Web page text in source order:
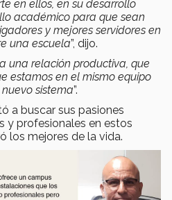
en ellos, en su desarrollo
académico para que sean
y mejores servidores en
una escuela”, dijo.
una relación productiva, que
estamos en el mismo equipo
sistema”.
a buscar sus pasiones
y profesionales en estos
los mejores de la vida.